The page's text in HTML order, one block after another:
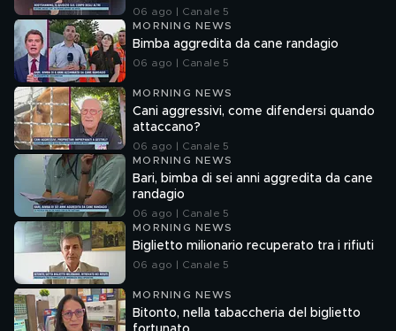
06 ago | Canale 5
MORNING NEWS
Bimba aggredita da cane randagio
06 ago | Canale 5
MORNING NEWS
Cani aggressivi, come difendersi quando
attaccano?
06 ago | Canale 5
MORNING NEWS
Bari, bimba di sei anni aggredita da cane
randagio
06 ago | Canale 5
MORNING NEWS
Biglietto milionario recuperato tra i rifiuti
06 ago | Canale 5
MORNING NEWS
Bitonto, nella tabaccheria del biglietto